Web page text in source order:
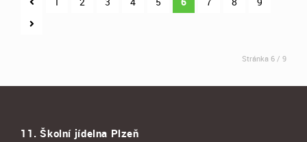
Stránka 6 / 9
11. Školní jídelna Plzeň